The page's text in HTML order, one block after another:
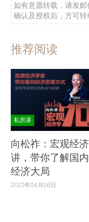
如有意愿转载，请发邮
确认及授权后，方可转
推荐阅读
私房课
向松祚：宏观经
讲，带你了解国
经济大局
2022年04月06日